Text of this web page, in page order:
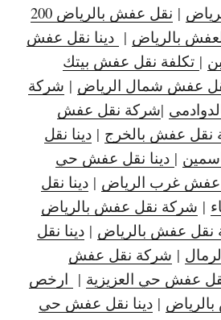
|
نقل عفش بالرياض 200
بالرياض | دينا نقل عفش
| تكلفة نقل عفش بيتك
عفش شمال الرياض | شركة
|شركة نقل عفش
نقل عفش بالخرج |دينا نقل
| دينا نقل عفش حي
عفش غرب الرياض |دينا نقل
| شركة نقل عفش بالرياض
نقل عفش بالرياض | دينا نقل
| شركة نقل عفش
عفش حي العزيزية | ارخص
|دينا نقل عفش حي